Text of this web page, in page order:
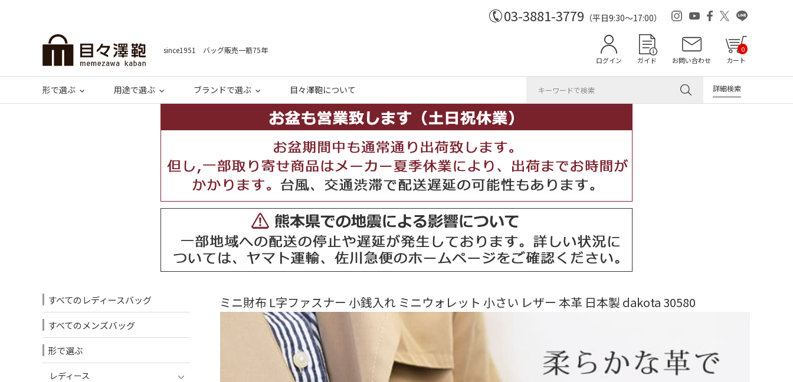
03-3881-3779 （平日9:30～17:00）
since1951 バッグ販売一筋75年
ログイン ガイド お問い合わせ カート
0
形で選ぶ 用途で選ぶ ブランドで選ぶ 目々澤鞄について 詳細検索
すべてのレディースバッグ
すべてのメンズバッグ
形で選ぶ
レディース
ミニ財布 L字ファスナー 小銭入れ ミニウォレット 小さい レザー 本革 日本製 dakota 30580